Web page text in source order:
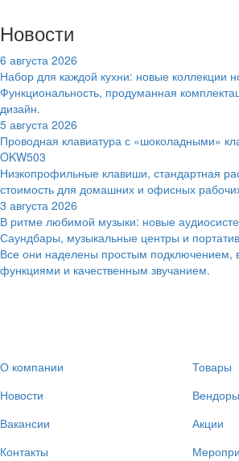
Новости
6 августа 2026
Набор для каждой кухни: новые коллекции
Функциональность, продуманная
дизайн.
5 августа 2026
Проводная клавиатура с «шоколадными»
OKW503
Низкопрофильные клавиши, стандартная
стоимость для домашних и офисных
3 августа 2026
В ритме любимой музыки: новые
Саундбары, музыкальные центры и
Все они наделены простым подключением,
функциями и качественным звучанием.
О компании
Новости
Вакансии
Контакты
Товары
Вендоры
Акции